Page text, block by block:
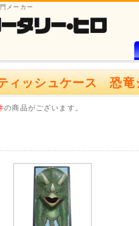
メーカー
ィッシュケース 恐
の商品がございます。